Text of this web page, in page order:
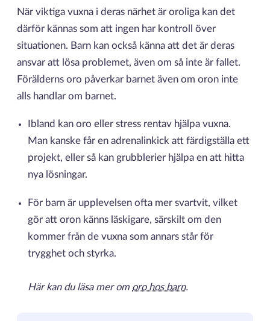
När viktiga vuxna i deras närhet är oroliga kan det
därför kännas som att ingen har kontroll över
situationen. Barn kan också känna att det är deras
ansvar att lösa problemet, även om så inte är fallet.
Förälderns oro påverkar barnet även om oron inte
alls handlar om barnet.
Ibland kan oro eller stress rentav hjälpa vuxna.
Man kanske får en adrenalinkick att färdigställa ett
projekt, eller så kan grubblerier hjälpa en att hitta
nya lösningar.
För barn är upplevelsen ofta mer svartvit, vilket
gör att oron känns läskigare, särskilt om den
kommer från de vuxna som annars står för
trygghet och styrka.
Här kan du läsa mer om oro hos barn.